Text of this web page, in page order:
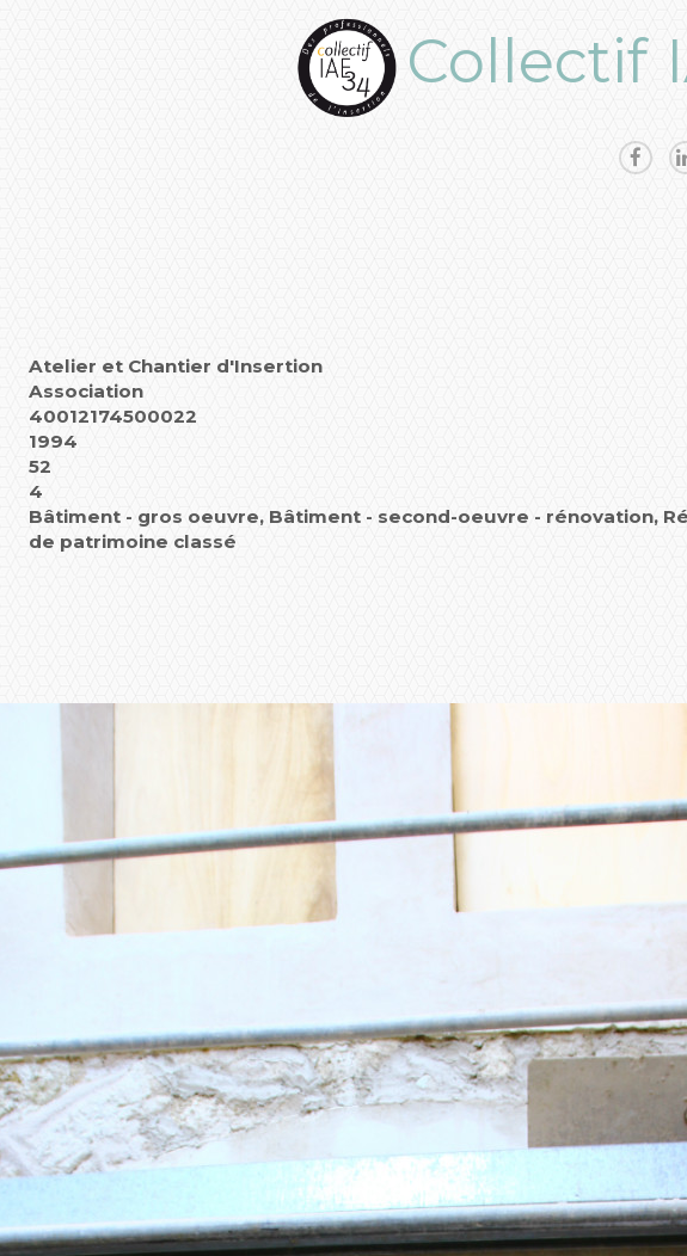
Collectif
Atelier et Chantier d'Insertion
Association
40012174500022
1994
52
4
Bâtiment - gros oeuvre, Bâtiment - second-oeuvre - rénovation,
de patrimoine classé